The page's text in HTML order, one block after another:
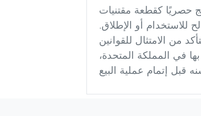
حصريًا كقطعة مقتنيات
أو الإطلاق.
من الامتثال للقوانين
في المملكة المتحدة،